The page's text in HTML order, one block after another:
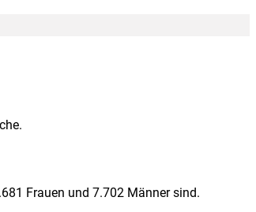
Frauen und 7.702 Männer sind.